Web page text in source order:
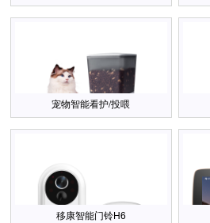
宠物智能看护/投喂
移康智能门铃H6